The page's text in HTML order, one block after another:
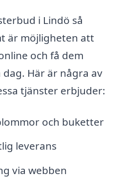
i Lindö så
är möjligheten att
och få dem
Här är några av
tjänster erbjuder:
och buketter
leverans
via webben